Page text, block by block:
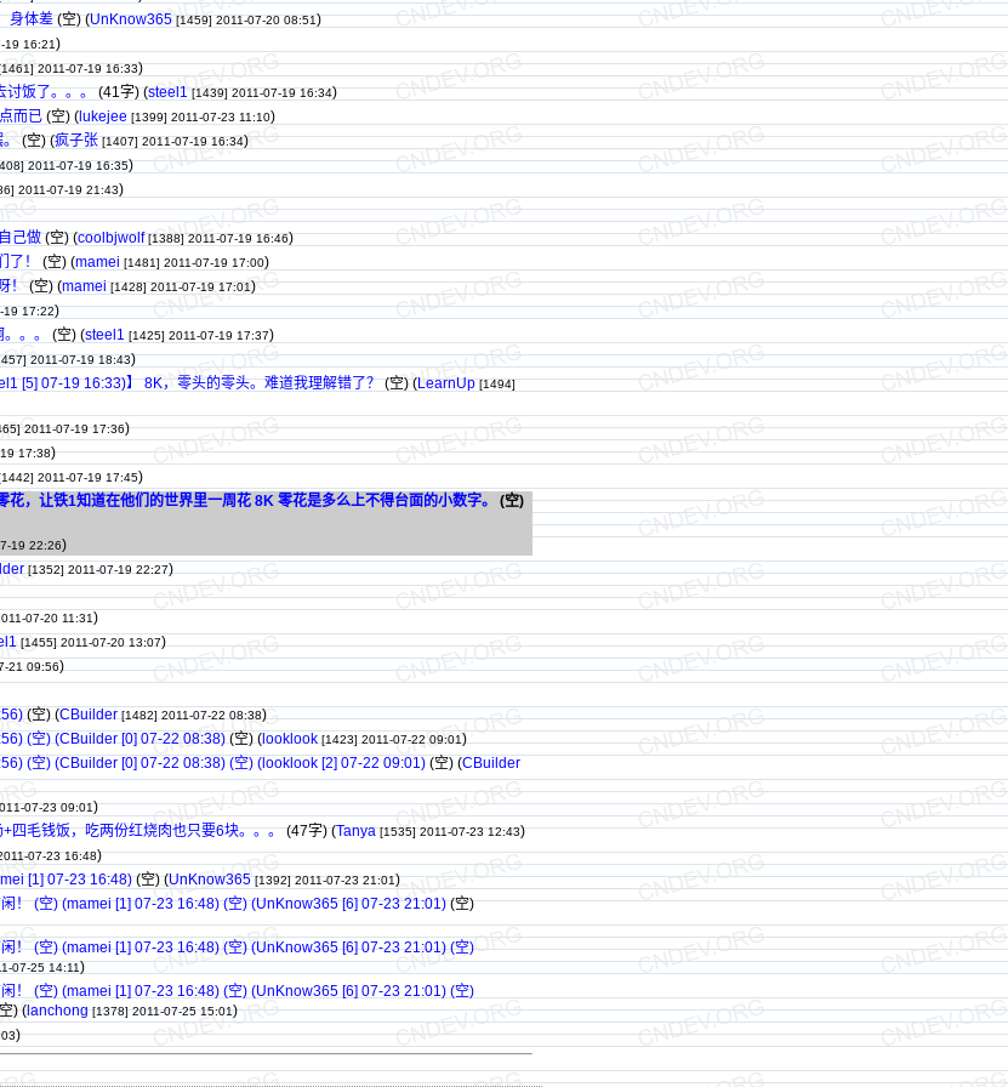
身体差(空) (UnKnow365 [1459] 2011-07-20 08:51)
19 16:21)
2011-07-19 16:33)
讨饭了。。。 (41字)(steel1 [1439] 2011-07-19 16:34)
而已 (空) ( lukejee [1399] 2011-07-23 11:10)
。(空) (疯子张 [1407] 2011-07-19 16:34)
2011-07-19 16:35)
2011-07-19 21:43)
己做(空) (coolbjwolf [1388] 2011-07-19 16:46)
！
(空) (mamei [1481] 2011-07-19 17:00)
！(空) (mamei [1428] 2011-07-19 17:01)
19 17:22)
。。
(空) (steel1 [1425] 2011-07-19 17:37)
2011-07-19 18:43)
[5] 07-19 16:33)】 8K，零头的零头。难道我理解错了？(空) (LearnUp [1494]
2011-07-19 17:36)
17:38)
2011-07-19 17:45)
花，让铁1知道在他们的世界里一周花 8K 零花是多么上不得台面的小数字。
(空)
19 22:26)
[1352] 2011-07-19 22:27)
07-20 11:31)
[1455] 2011-07-20 13:07)
21 09:56)
(空) (CBuilder [1482] 2011-07-22 08:38)
(空) (CBuilder [0] 07-22 08:38)(空) (looklook [1423] 2011-07-22 09:01)
(空) (CBuilder [0] 07-22 08:38) (空) (looklook [2] 07-22 09:01) (空) (CBuilder
07-23 09:01)
四毛钱饭，吃两份红烧肉也只要6块。。。 (47字)(Tanya [1535] 2011-07-23 12:43)
07-23 16:48)
[1] 07-23 16:48)(空) (UnKnow365 [1392] 2011-07-23 21:01)
！ (空) (mamei [1] 07-23 16:48) (空) (UnKnow365 [6] 07-23 21:01)(空)
！ (空) (mamei [1] 07-23 16:48) (空) (UnKnow365 [6] 07-23 21:01) (空)
07-25 14:11)
！ (空) (mamei [1] 07-23 16:48) (空) (UnKnow365 [6] 07-23 21:01) (空)
) (lanchong [1378] 2011-07-25 15:01)
)